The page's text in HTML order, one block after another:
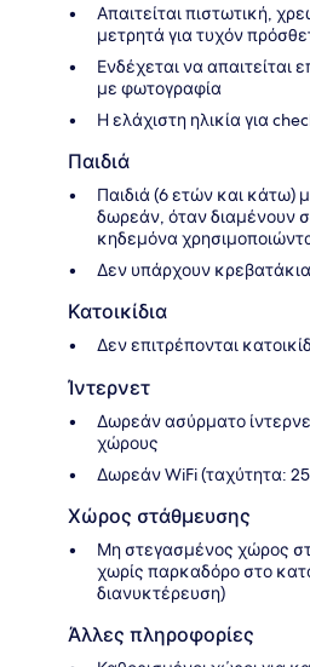
Απαιτείται πιστωτική,
μετρητά για τυχόν
Ενδέχεται να απαιτείται
με φωτογραφία
Η ελάχιστη ηλικία για
Παιδιά
Παιδιά (6 ετών και κάτω)
δωρεάν, όταν διαμένουν
κηδεμόνα
Δεν υπάρχουν
Κατοικίδια
Δεν επιτρέπονται
Ίντερνετ
Δωρεάν ασύρματο
χώρους
Δωρεάν WiFi (ταχύτητα:
Χώρος στάθμευσης
Μη στεγασμένος χώρος
χωρίς παρκαδόρο στο
διανυκτέρευση)
Άλλες πληροφορίες